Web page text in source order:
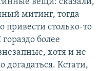
митинг, тогда
привести столько-то
более
хотя и не
Кстати,